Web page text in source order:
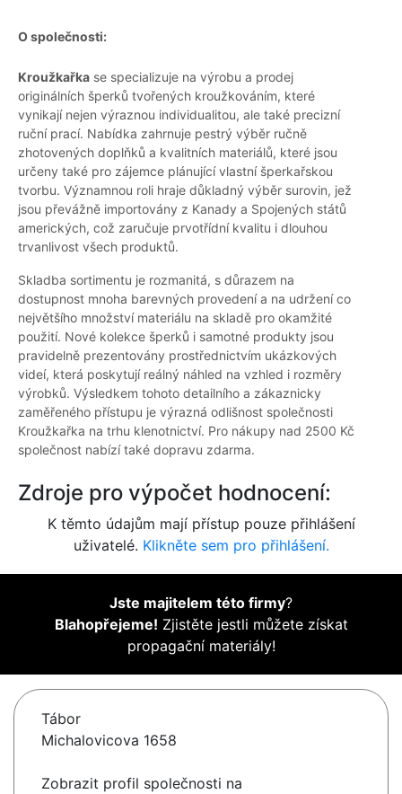
O společnosti:
Kroužkařka se specializuje na výrobu a prodej
originálních šperků tvořených kroužkováním, které
vynikají nejen výraznou individualitou, ale také precizní
ruční prací. Nabídka zahrnuje pestrý výběr ručně
zhotovených doplňků a kvalitních materiálů, které jsou
určeny také pro zájemce plánující vlastní šperkařskou
tvorbu. Významnou roli hraje důkladný výběr surovin, jež
jsou převážně importovány z Kanady a Spojených států
amerických, což zaručuje prvotřídní kvalitu i dlouhou
trvanlivost všech produktů.
Skladba sortimentu je rozmanitá, s důrazem na
dostupnost mnoha barevných provedení a na udržení co
největšího množství materiálu na skladě pro okamžité
použití. Nové kolekce šperků i samotné produkty jsou
pravidelně prezentovány prostřednictvím ukázkových
videí, která poskytují reálný náhled na vzhled i rozměry
výrobků. Výsledkem tohoto detailního a zákaznicky
zaměřeného přístupu je výrazná odlišnost společnosti
Kroužkařka na trhu klenotnictví. Pro nákupy nad 2500 Kč
společnost nabízí také dopravu zdarma.
Zdroje pro výpočet hodnocení:
K těmto údajům mají přístup pouze přihlášení
uživatelé. Klikněte sem pro přihlášení.
Jste majitelem této firmy?
Blahopřejeme! Zjistěte jestli můžete získat
propagační materiály!
Tábor
Michalovicova 1658
Zobrazit profil společnosti na